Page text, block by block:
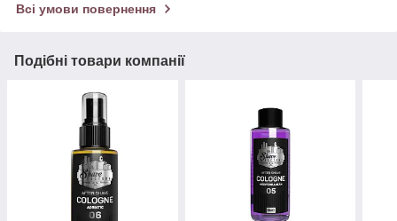
Всі умови повернення
Подібні товари компанії